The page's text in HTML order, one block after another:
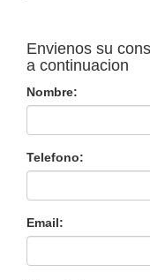
Envienos su
a continuacion
Nombre:
Telefono:
Email: